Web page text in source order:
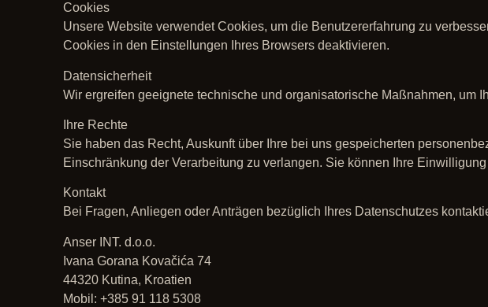
Cookies
Unsere Website verwendet Cookies, um die Benutzererfahrung zu
Cookies in den Einstellungen Ihres Browsers deaktivieren.
Datensicherheit
Wir ergreifen geeignete technische und organisatorische Maßnahmen, um
Ihre Rechte
Sie haben das Recht, Auskunft über Ihre bei uns gespeicherten
Einschränkung der Verarbeitung zu verlangen. Sie können Ihre
Kontakt
Bei Fragen, Anliegen oder Anträgen bezüglich Ihres Datenschutzes
Anser INT. d.o.o.
Ivana Gorana Kovačića 74
44320 Kutina, Kroatien
Mobil: +385 91 118 5308